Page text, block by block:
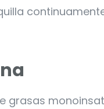
grasas